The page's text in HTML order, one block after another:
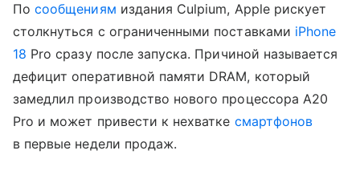
Посообщениям издания Culpium, Apple рискует
столкнуться с ограниченными поставками iPhone
18 Pro сразу после запуска. Причиной называется
дефицит оперативной памяти DRAM, который
замедлил производство нового процессора A20
Pro и может привести к нехватке смартфонов
в первые недели продаж.